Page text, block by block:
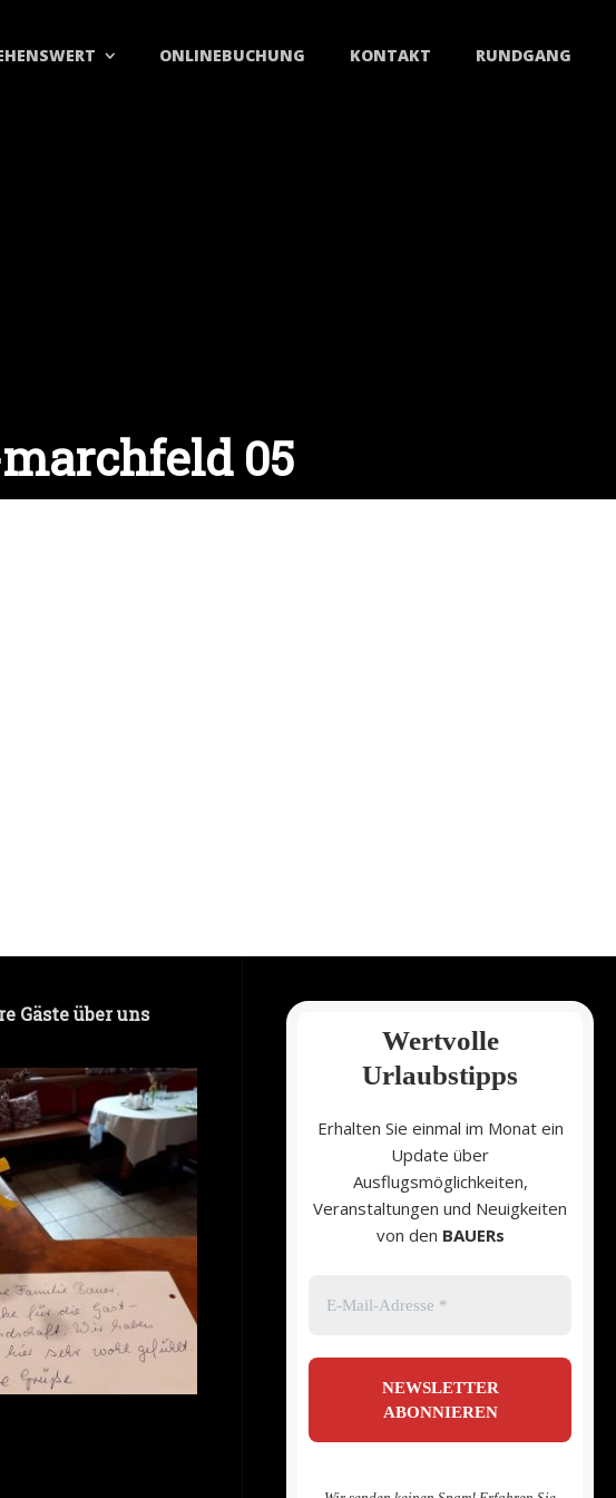
ONLINEBUCHUNG KONTAKT RUNDGANG
05
Gäste über uns
Wertvolle
Urlaubstipps
Erhalten Sie einmal im Monat ein
Update über
Ausflugsmöglichkeiten,
Veranstaltungen und Neuigkeiten
von den BAUERs